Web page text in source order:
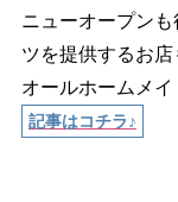
ニューオープン
ツを提供するお
オールホームメイ
記事はコチラ♪